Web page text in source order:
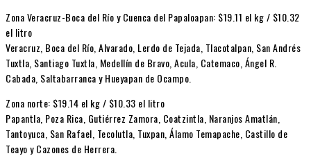
Zona Veracruz-Boca del Río y Cuenca del Papaloapan: $19.11 el kg / $10.32
el litro
Veracruz, Boca del Río, Alvarado, Lerdo de Tejada, Tlacotalpan, San Andrés
Tuxtla, Santiago Tuxtla, Medellín de Bravo, Acula, Catemaco, Ángel R.
Cabada, Saltabarranca y Hueyapan de Ocampo.
Zona norte: $19.14 el kg / $10.33 el litro
Papantla, Poza Rica, Gutiérrez Zamora, Coatzintla, Naranjos Amatlán,
Tantoyuca, San Rafael, Tecolutla, Tuxpan, Álamo Temapache, Castillo de
Teayo y Cazones de Herrera.